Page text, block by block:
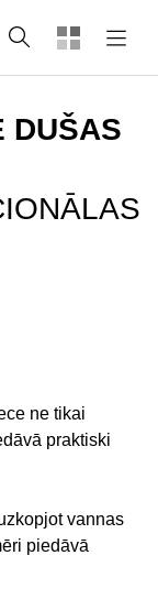
Meklēt
DUŠAS
ne tikai
praktiski
vannas
piedāvā